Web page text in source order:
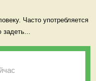
Часто употребляется